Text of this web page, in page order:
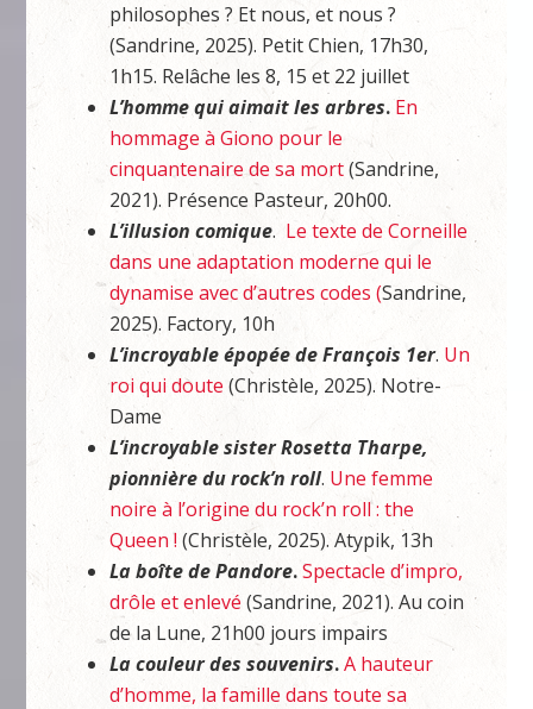
philosophes ? Et nous, et nous ?
(Sandrine, 2025). Petit Chien, 17h30,
1h15. Relâche les 8, 15 et 22 juillet
L’homme qui aimait les arbres.En
hommage à Giono pour le
cinquantenaire de sa mort(Sandrine,
2021). Présence Pasteur, 20h00.
L’illusion comique. Le texte de Corneille
dans une adaptation moderne qui le
dynamise avec d’autres codes (Sandrine,
2025). Factory, 10h
L’incroyable épopée de François 1er. Un
roi qui doute (Christèle, 2025). Notre-
Dame
L’incroyable sister Rosetta Tharpe,
pionnière du rock’n roll. Une femme
noire à l’origine du rock’n roll : the
Queen !(Christèle, 2025). Atypik, 13h
La boîte de Pandore.Spectacle d’impro,
drôle et enlevé (Sandrine, 2021). Au coin
de la Lune, 21h00 jours impairs
La couleur des souvenirs.A hauteur
d’homme, la famille dans toute sa